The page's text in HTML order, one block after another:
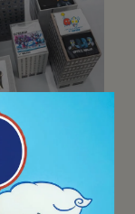
】{超人力霸王
)聯名} 針織T恤
/ T-502UTM /
/ T-504UTM /
/ T-514UTM
NT$1,080
to Cart